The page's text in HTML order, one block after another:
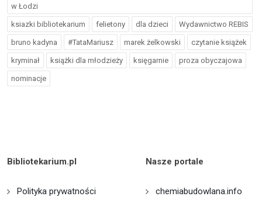
w Łodzi
ksiazki bibliotekarium felietony dla dzieci Wydawnictwo REBIS
bruno kadyna #TataMariusz marek żelkowski czytanie książek
kryminał książki dla młodzieży księgarnie proza obyczajowa
nominacje
Bibliotekarium.pl
Polityka prywatności
Nasze portale
chemiabudowlana.info